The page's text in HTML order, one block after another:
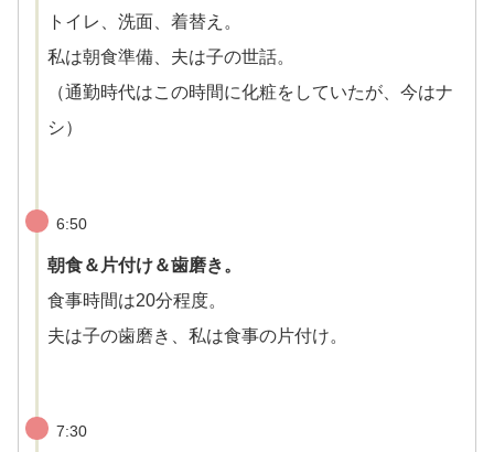
トイレ、洗面、着替え。
私は朝食準備、夫は子の世話。
（通勤時代はこの時間に化粧をしていたが、今はナ
シ）
6:50
朝食＆片付け＆歯磨き。
食事時間は20分程度。
夫は子の歯磨き、私は食事の片付け。
7:30